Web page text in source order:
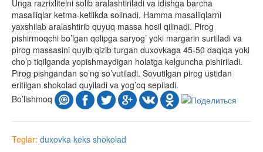
Unga razrixlitelni solib aralashtiriladi va idishga barcha
masalliqlar ketma-ketlikda solinadi. Hamma masalliqlarni
yaxshilab aralashtirib quyuq massa hosil qilinadi. Pirog
pishirmoqchi bo’lgan qolipga saryog’ yoki margarin surtiladi va
pirog massasini quyib qizib turgan duxovkaga 45-50 daqiqa yoki
cho’p tiqilganda yopishmaydigan holatga kelguncha pishiriladi.
Pirog pishgandan so’ng so’vutiladi. Sovutilgan pirog ustidan
eritilgan shokolad quyiladi va yog’oq sepiladi.
Bo’lishmoq
Teglar: duxovka keks shokolad